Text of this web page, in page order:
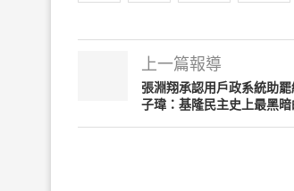
上一篇報導
張淵翔承認用戶政系統助
子瑋：基隆民主史上最黑